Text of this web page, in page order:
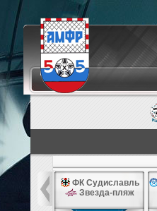
сб
- BigTech п
взморье
ФК Судиславль
Звезда-пляж